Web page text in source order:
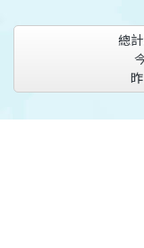
總